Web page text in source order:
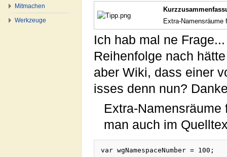
Extra-Namensräume
Ich hab mal ne
Reihenfolge nach
aber Wiki, dass einer
isses denn nun?
Extra-
man auch im
var wgNamespaceNumber = 100;
Mitmachen
Werkzeuge